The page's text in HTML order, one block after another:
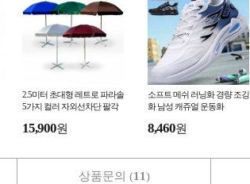
2.5미터 초대형 레트로 파라솔
5가지 컬러 자외선차단 팔각
커피숍 카페 파
15,900원
소프트 메쉬 러닝화 경량 조깅
화 남성 캐쥬얼 운동화
8,460원
상품문의 (11)